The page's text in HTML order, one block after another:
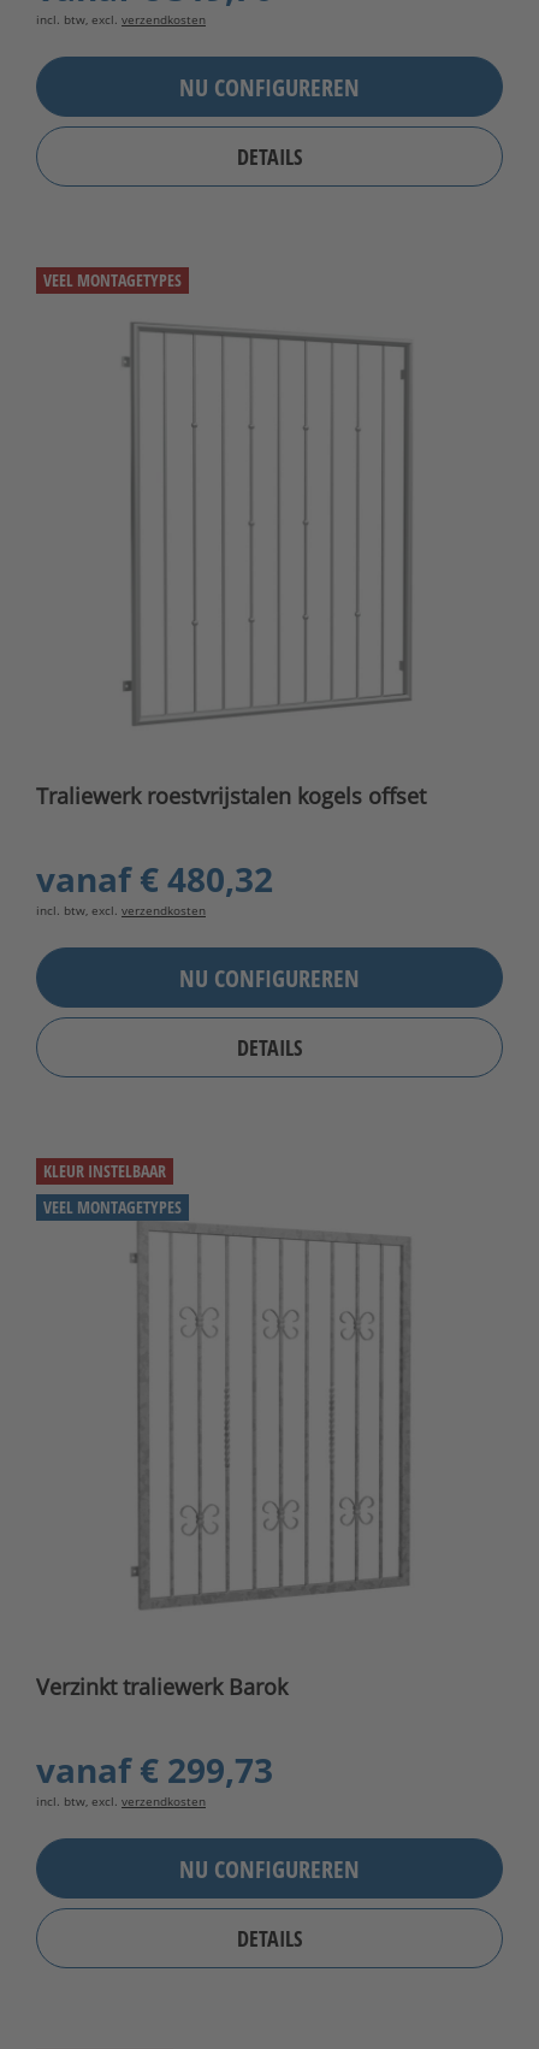
incl. btw, excl. verzendkosten
NU CONFIGUREREN
DETAILS
VEEL MONTAGETYPES
Traliewerk roestvrijstalen kogels offset
vanaf€ 480,32
incl. btw, excl. verzendkosten
NU CONFIGUREREN
DETAILS
KLEUR INSTELBAAR
VEEL MONTAGETYPES
Verzinkt traliewerk Barok
vanaf€ 299,73
incl. btw, excl. verzendkosten
NU CONFIGUREREN
DETAILS